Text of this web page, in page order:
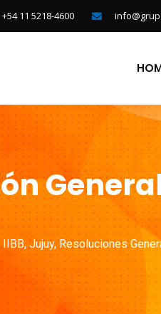
+54 11 5218-4600
IIBB, Jujuy,Resoluciones